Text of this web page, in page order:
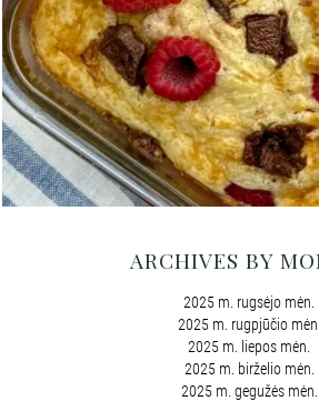
ARCHIVES BY
2025 m. rugsėjo mėn.
2025 m. rugpjūčio mėn.
2025 m. liepos mėn.
2025 m. birželio mėn.
2025 m. gegužės mėn.